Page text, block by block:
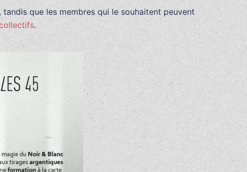
que les membres qui le souhaitent peuvent
.